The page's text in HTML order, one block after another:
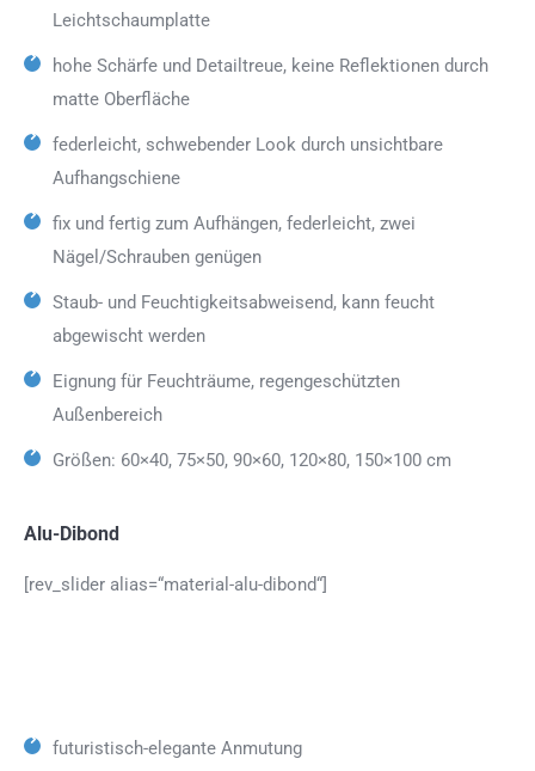
Leichtschaumplatte
hohe Schärfe und Detailtreue, keine Reflektionen durch
matte Oberfläche
federleicht, schwebender Look durch unsichtbare
Aufhangschiene
fix und fertig zum Aufhängen, federleicht, zwei
Nägel/Schrauben genügen
Staub- und Feuchtigkeitsabweisend, kann feucht
abgewischt werden
Eignung für Feuchträume, regengeschützten
Außenbereich
Größen: 60×40, 75×50, 90×60, 120×80, 150×100 cm
Alu-Dibond
[rev_slider alias=“material-alu-dibond“]
futuristisch-elegante Anmutung